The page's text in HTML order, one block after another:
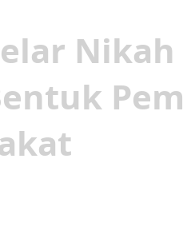
Nikah